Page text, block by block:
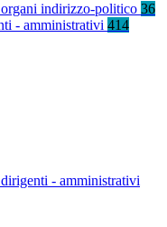
indirizzo-politico 36
- amministrativi 414
- amministrativi